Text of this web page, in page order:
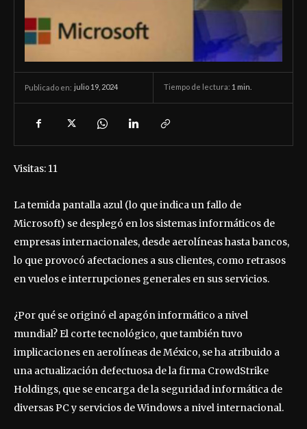
Publicado en: julio 19, 2024 Tiempo de lectura: 1 min.
Visitas: 11
La temida pantalla azul (lo que indica un fallo de
Microsoft) se desplegó en los sistemas informáticos de
empresas internacionales, desde aerolíneas hasta bancos,
lo que provocó afectaciones a sus clientes, como retrasos
en vuelos e interrupciones generales en sus servicios.
¿Por qué se originó el apagón informático a nivel
mundial? El corte tecnológico, que también tuvo
implicaciones en aerolíneas de México, se ha atribuido a
una actualización defectuosa de la firma CrowdStrike
Holdings, que se encarga de la seguridad informática de
diversas PC y servicios de Windows a nivel internacional.